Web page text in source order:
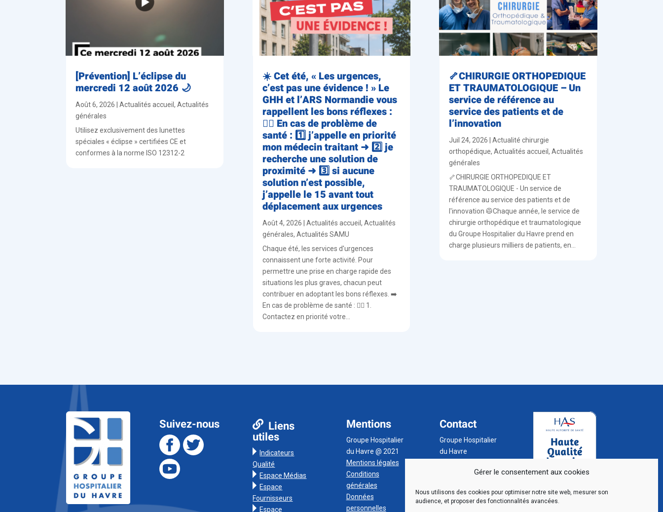
Gérer le consentement aux cookies
Nous utilisons des cookies pour optimiser notre site web, mesurer son
audience, et proposer des fonctionnalités avancées.
[Prévention] L’éclipse du
mercredi 12 août 2026 🌙
Août 6, 2026 |Actualités accueil,Actualités
générales
Utilisez exclusivement des lunettes
spéciales « éclipse » certifiées CE et
conformes à la norme ISO 12312-2
☀️ Cet été, « Les urgences,
c’est pas une évidence ! » Le
GHH et l’ARS Normandie vous
rappellent les bons réflexes :
👨‍⚕️ En cas de problème de
santé : 1️⃣ j’appelle en priorité
mon médecin traitant ➜ 2️⃣ je
recherche une solution de
proximité ➜ 3️⃣ si aucune
solution n’est possible,
j’appelle le 15 avant tout
déplacement aux urgences
Août 4, 2026 Actualités accueil , Actualités
générales, Actualités SAMU
Chaque été, les services d'urgences
connaissent une forte activité. Pour
permettre une prise en charge rapide des
situations les plus graves, chacun peut
contribuer en adoptant les bons réflexes. ➡️
En cas de problème de santé : 👨‍⚕️ 1.
Contactez en priorité votre...
🦴CHIRURGIE ORTHOPEDIQUE
ET TRAUMATOLOGIQUE – Un
service de référence au
service des patients et de
l’innovation
Juil 24, 2026
Actualité chirurgie
orthopédique, Actualités accueil , Actualités
générales
🦴CHIRURGIE ORTHOPEDIQUE ET
TRAUMATOLOGIQUE - Un service de
référence au service des patients et de
l'innovation 🥼Chaque année, le service de
chirurgie orthopédique et traumatologique
du Groupe Hospitalier du Havre prend en
charge plusieurs milliers de patients, en...
Suivez-nous Liens
utiles
Indicateurs
Qualité
Espace Médias
Espace
Fournisseurs
Espace
Mentions
Groupe Hospitalier
du Havre @ 2021
Mentions légales
Conditions
générales
Données
personnelles
Contact
Groupe Hospitalier
du Havre
76 083 Le Havre
02 32 73 32 32